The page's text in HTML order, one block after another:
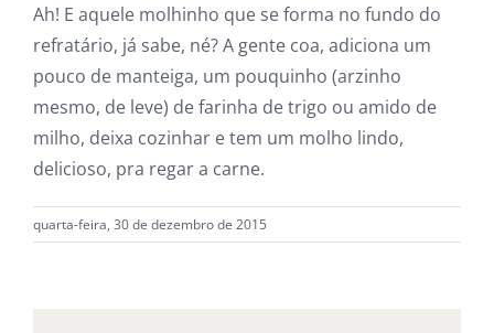
Ah! E aquele molhinho que se forma no fundo do
refratário, já sabe, né? A gente coa, adiciona um
pouco de manteiga, um pouquinho (arzinho
mesmo, de leve) de farinha de trigo ou amido de
milho, deixa cozinhar e tem um molho lindo,
delicioso, pra regar a carne.
quarta-feira, 30 de dezembro de 2015